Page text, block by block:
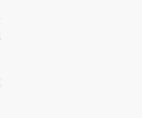
拱下台